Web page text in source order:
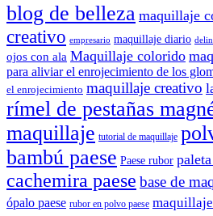
blog de belleza maquillaje
creativo empresario maquillaje diario
ojos con ala Maquillaje colorido
para aliviar el enrojecimiento de los
el enrojecimiento maquillaje creativo
rímel de pestañas
maquillaje tutorial de maquillaje
bambú paese Paese rubor
cachemira paese base de
ópalo paese rubor en polvo paese